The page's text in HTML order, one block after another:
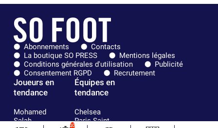
Abonnements
Contacts
La boutique SO PRESS
Mentions légales
Conditions générales d'utilisation
Publicité
Consentement RGPD
Recrutement
Joueurs en
tendance
Mohamed
Salah
Équipes en
tendance
Chelsea
Paris Saint-
10